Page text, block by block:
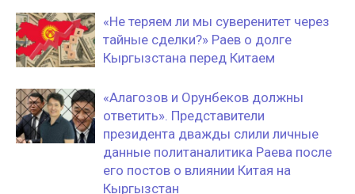
«Не теряем ли мы суверенитет через
тайные сделки?» Раев о долге
Кыргызстана перед Китаем
«Алагозов и Орунбеков должны
ответить». Представители
президента дважды слили личные
данные политаналитика Раева после
его постов о влиянии Китая на
Кыргызстан